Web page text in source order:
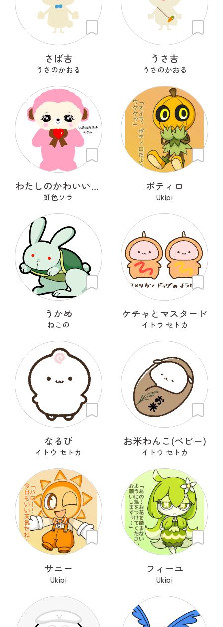
さば吉
うさのかおる
うさ吉
うさのかおる
わたしのかわいいせかい
虹色ソラ
ポティロ
Ukipi
うかめ
ねこの
ケチャとマスタード
イトウ セトカ
なるぴ
イトウ セトカ
お米わんこ(ベビー)
イトウ セトカ
サニー
Ukipi
フィーユ
Ukipi